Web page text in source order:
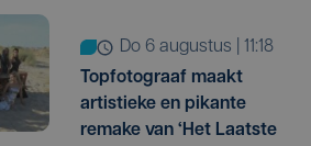
do 6 augustus | 11:18
Topfotograaf maakt
artistieke en pikante
remake van ‘Het Laatste